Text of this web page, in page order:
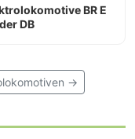
BR E
DB
→